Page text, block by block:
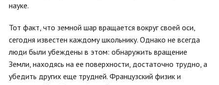
науке.
Тот факт, что земной шар вращается вокруг своей оси,
сегодня известен каждому школьнику. Однако не всегда
люди были убеждены в этом: обнаружить вращение
Земли, находясь на ее поверхности, достаточно трудно, а
убедить других еще трудней. Французский физик и